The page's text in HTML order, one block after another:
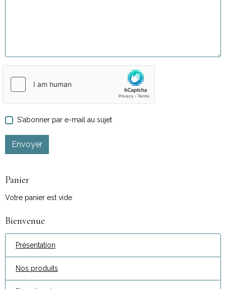
S'abonner par e-mail au sujet
Envoyer
Panier
Votre panier est vide
Bienvenue
Présentation
Nos produits